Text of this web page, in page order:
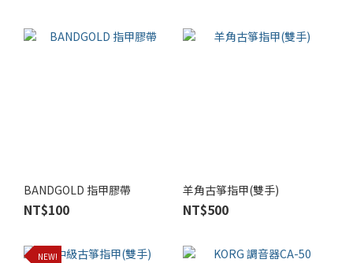
BANDGOLD 指甲膠帶
NT$100
羊角古箏指甲(雙手)
NT$500
NEW!